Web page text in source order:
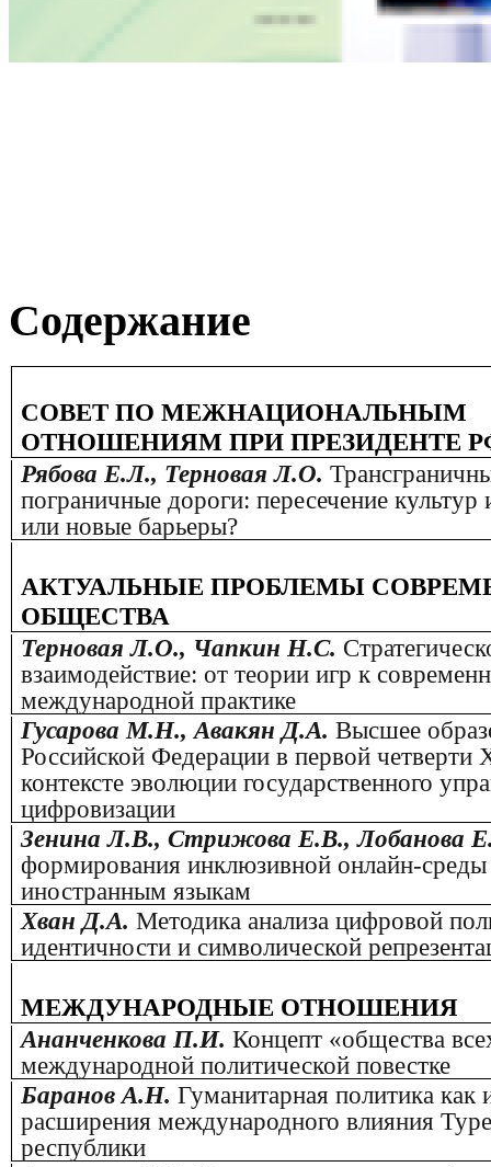
Содержание
СОВЕТ ПО МЕЖНАЦИОНАЛЬНЫМ
ОТНОШЕНИЯМ ПРИ ПРЕЗИДЕНТЕ
Рябова Е.Л., Терновая Л.О.
пограничные дороги: пересечение
или новые барьеры?
АКТУАЛЬНЫЕ ПРОБЛЕМЫ
ОБЩЕСТВА
Терновая Л.О., Чапкин Н.С.
взаимодействие: от теории игр к
международной практике
Гусарова М.Н., Авакян Д.А. Высшее
Российской Федерации в первой четверти
контексте эволюции государственного
цифровизации
Зенина Л.В., Стрижова Е.В., Лобанова
формирования инклюзивной онлайн-среды
иностранным языкам
Хван Д.А. Методика анализа цифровой
идентичности и символической
МЕЖДУНАРОДНЫЕ ОТНОШЕНИЯ
Ананченкова П.И. Концепт «общества
международной политической повестке
Баранов А.Н. Гуманитарная политика как
расширения международного влияния
республики